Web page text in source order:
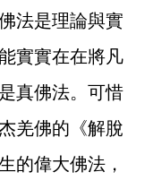
法是理論與實
實實在在將凡
真佛法。可惜
羌佛的《解脫
的偉大佛法，